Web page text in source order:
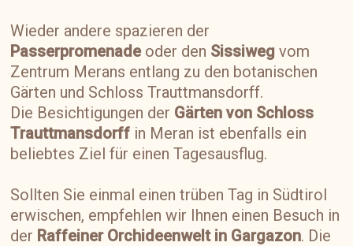
Wieder andere spazieren der
Passerpromenadeoder den Sissiweg vom
Zentrum Merans entlang zu den botanischen
Gärten und Schloss Trauttmansdorff.
Die Besichtigungen der Gärten von Schloss
Trauttmansdorff in Meran ist ebenfalls ein
beliebtes Ziel für einen Tagesausflug.
Sollten Sie einmal einen trüben Tag in Südtirol
erwischen, empfehlen wir Ihnen einen Besuch in
der Raffeiner Orchideenwelt in Gargazon. Die